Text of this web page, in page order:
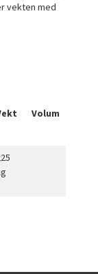
vekten med
Volum